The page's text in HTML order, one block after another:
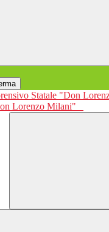
Lorenzo Milani"